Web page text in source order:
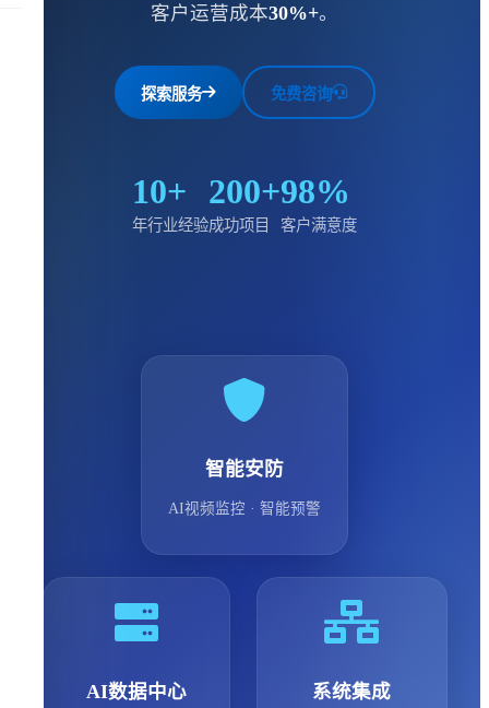
客户运营成本30%+。
探索服务 免费咨询
10+
年行业经验
200+
成功项目
98%
客户满意度
智能安防
AI视频监控 · 智能预警
AI数据中心 系统集成